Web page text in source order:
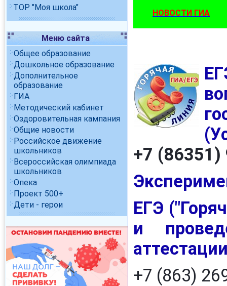
ТОР "Моя школа"
Меню сайта
Общее образование
Дошкольное образование
Дополнительное
образование
ГИА
Методический кабинет
Оздоровительная кампания
Общие новости
Российское движение
школьников
Всероссийская олимпиада
школьников
Опека
Проект 500+
Дети - герои
НОВОСТИ ГИА
+7
ЕГЭ
и
+7 (863)